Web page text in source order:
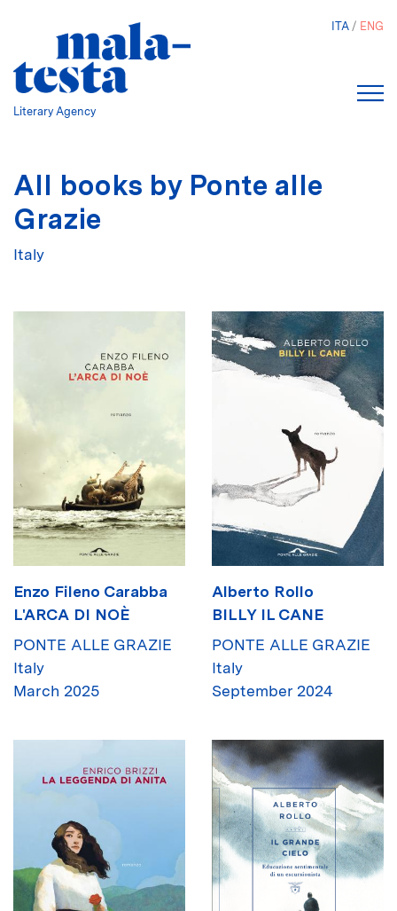
Literary Agency
ITA ENG
All books by Ponte alle
Grazie
Italy
Enzo Fileno Carabba
L'ARCA DI NOÈ
PONTE ALLE GRAZIE
Italy
March 2025
Alberto Rollo
BILLY IL CANE
PONTE ALLE GRAZIE
Italy
September 2024